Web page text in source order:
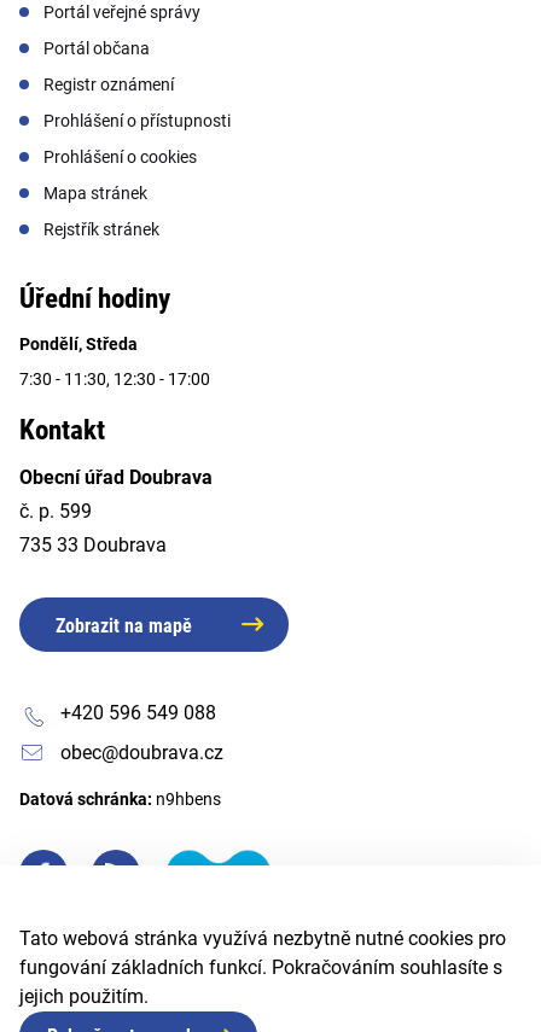
Tato webová stránka využívá nezbytně nutné cookies pro
fungování základních funkcí. Pokračováním souhlasíte s
jejich použitím.
Portál veřejné správy
Portál občana
Registr oznámení
Prohlášení o přístupnosti
Prohlášení o cookies
Mapa stránek
Rejstřík stránek
Úřední hodiny
Pondělí, Středa
7:30 - 11:30, 12:30 - 17:00
Kontakt
Obecní úřad Doubrava
č. p. 599
735 33 Doubrava
Zobrazit na mapě
+420 596 549 088
obec@doubrava.cz
Datová schránka: n9hbens